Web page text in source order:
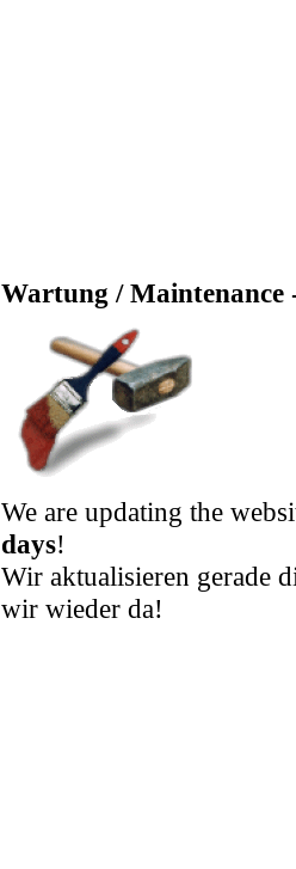
Wartung / Maintenance
We are updating the
days!
Wir aktualisieren gerade
wir wieder da!